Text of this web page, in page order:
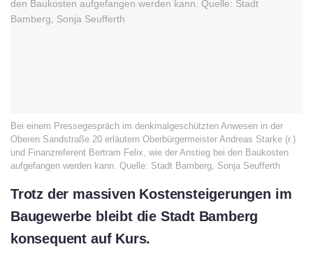
Bei einem Pressegespräch im denkmalgeschützten Anwesen in der
Oberen Sandstraße 20 erläutern Oberbürgermeister Andreas Starke (r.)
und Finanzreferent Bertram Felix, wie der Anstieg bei den Baukosten
aufgefangen werden kann. Quelle: Stadt Bamberg, Sonja Seufferth
Trotz der massiven Kostensteigerungen im
Baugewerbe bleibt die Stadt Bamberg
konsequent auf Kurs.